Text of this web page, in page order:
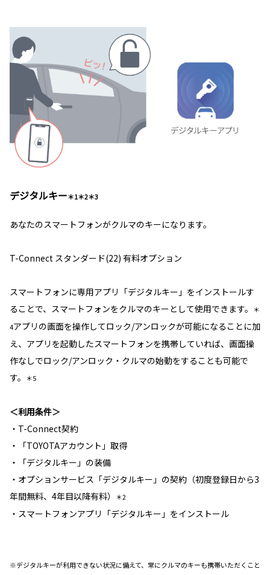
デジタルキー＊1＊2＊3
あなたのスマートフォンがクルマのキーになります。
T-Connect スタンダード(22) 有料オプション
スマートフォンに専用アプリ「デジタルキー」をインストールす
ることで、スマートフォンをクルマのキーとして使用できます。
＊
4アプリの画面を操作してロック/アンロックが可能になることに加
え、アプリを起動したスマートフォンを携帯していれば、画面操
作なしでロック/アンロック・クルマの始動をすることも可能で
す。
＊5
＜利用条件＞
・T-Connect契約
・「TOYOTAアカウント」取得
・「デジタルキー」の装備
・オプションサービス「デジタルキー」の契約（初度登録日から3
年間無料、4年目以降有料）
＊2
・スマートフォンアプリ「デジタルキー」をインストール
※デジタルキーが利用できない状況に備えて、常にクルマのキーも携帯いただくこと